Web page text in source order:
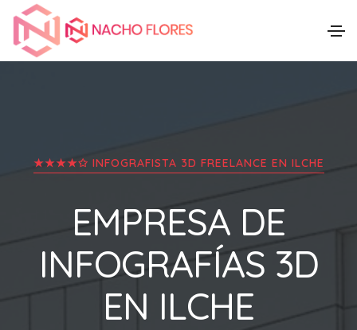
★★★★✩ INFOGRAFISTA 3D FREELANCE EN ILCHE
EMPRESA DE
INFOGRAFÍAS 3D
EN ILCHE